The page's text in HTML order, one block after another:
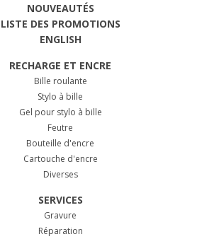
NOUVEAUTÉS
LISTE DES PROMOTIONS
ENGLISH
RECHARGE ET ENCRE
Bille roulante
Stylo à bille
Gel pour stylo à bille
Feutre
Bouteille d'encre
Cartouche d'encre
Diverses
SERVICES
Gravure
Réparation